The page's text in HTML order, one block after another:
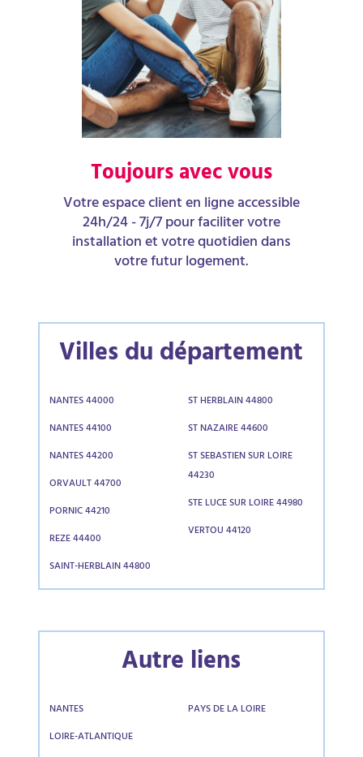
Toujours avec vous
Votre espace client en ligne accessible
24h/24 - 7j/7 pour faciliter votre
installation et votre quotidien dans
votre futur logement.
Villes du département
NANTES 44000
NANTES 44100
NANTES 44200
ORVAULT 44700
PORNIC 44210
REZE 44400
SAINT-HERBLAIN 44800
ST HERBLAIN 44800
ST NAZAIRE 44600
ST SEBASTIEN SUR LOIRE
44230
STE LUCE SUR LOIRE 44980
VERTOU 44120
Autre liens
NANTES
LOIRE-ATLANTIQUE
PAYS DE LA LOIRE